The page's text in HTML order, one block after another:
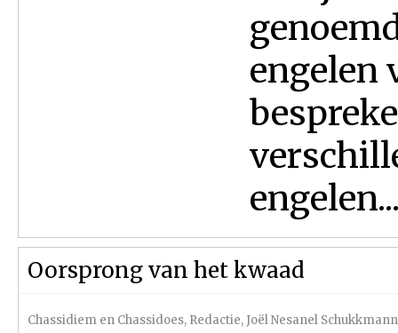
engelen
Oorsprong van het kwaad
Chassidiem en Chassidoes, Redactie, Joël Nesanel Schukkmann